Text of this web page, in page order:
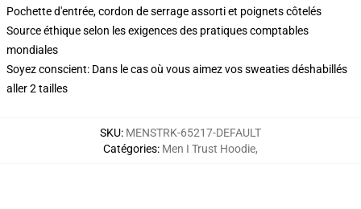
Pochette d'entrée, cordon de serrage assorti et poignets côtelés
Source éthique selon les exigences des pratiques comptables
mondiales
Soyez conscient: Dans le cas où vous aimez vos sweaties déshabillés
aller 2 tailles
SKU: MENSTRK-65217-DEFAULT
Catégories: Men I Trust Hoodie,